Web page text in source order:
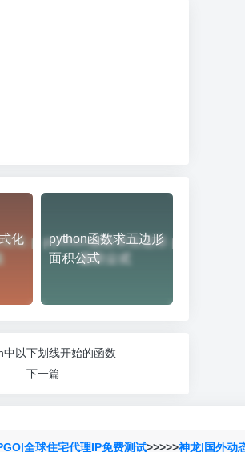
化
python函数求五边形
面积公式
中以下划线开始的函数
下一篇
全球住宅代理IP免费测试>>>>>神龙|国外动